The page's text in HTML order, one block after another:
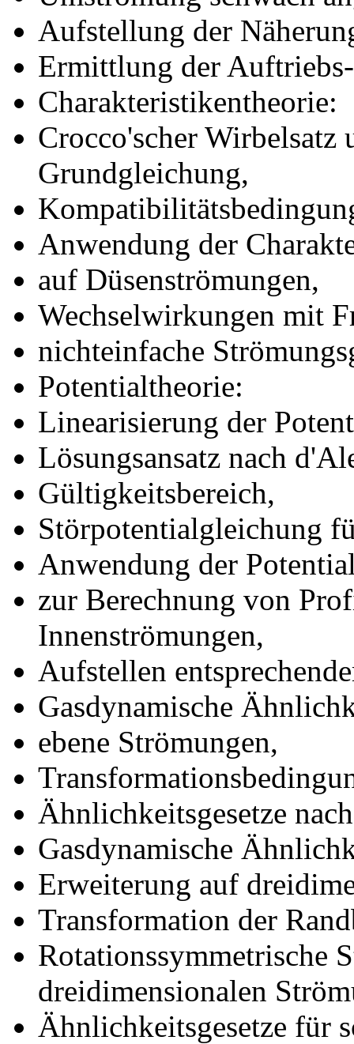
Aufstellung der
Ermittlung der
Charakteristikentheorie:
Crocco'scher Wirbelsatz
Grundgleichung,
Anwendung der
auf Düsenströmungen,
Wechselwirkungen mit
nichteinfache
Potentialtheorie:
Linearisierung der
Lösungsansatz nach
Gültigkeitsbereich,
Störpotentialgleichung
Anwendung der
zur Berechnung von
Innenströmungen,
Aufstellen
Gasdynamische
ebene Strömungen,
Ähnlichkeitsgesetze
Gasdynamische
Erweiterung auf
Transformation der
Rotationssymmetrische
dreidimensionalen
Ähnlichkeitsgesetze für